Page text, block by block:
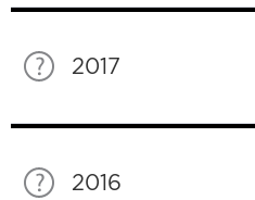
2017
2016